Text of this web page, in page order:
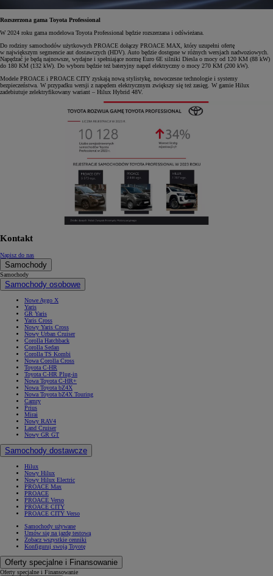
Rozszerzona gama Toyota Professional
W 2024 roku gama modelowa Toyota Professional będzie rozszerzana i odświeżana.
Do rodziny samochodów użytkowych PROACE dołączy PROACE MAX, który uzupełni ofertę
w największym segmencie aut dostawczych (HDV). Auto będzie dostępne w różnych wersjach nadwoziowych.
Napędzać je będą najnowsze, wydajne i spełniające normę Euro 6E silniki Diesla o mocy od 120 KM (88 kW)
do 180 KM (132 kW). Do wyboru będzie też bateryjny napęd elektryczny o mocy 270 KM (200 kW).
Modele PROACE i PROACE CITY zyskają nową stylistykę, nowoczesne technologie i systemy
bezpieczeństwa. W przypadku wersji z napędem elektrycznym zwiększy się też zasięg. W gamie Hilux
zadebiutuje zelektryfikowany wariant – Hilux Hybrid 48V.
Kontakt
Napisz do nas
Samochody
Samochody
Samochody osobowe
Nowe Aygo X
Yaris
GR Yaris
Yaris Cross
Nowy Yaris Cross
Nowy Urban Cruiser
Corolla Hatchback
Corolla Sedan
Corolla TS Kombi
Nowa Corolla Cross
Toyota C-HR
Toyota C-HR Plug-in
Nowa Toyota C-HR+
Nowa Toyota bZ4X
Nowa Toyota bZ4X Touring
Camry
Prius
Mirai
Nowy RAV4
Land Cruiser
Nowy GR GT
Samochody dostawcze
Hilux
Nowy Hilux
Nowy Hilux Electric
PROACE Max
PROACE
PROACE Verso
PROACE CITY
PROACE CITY Verso
Samochody używane
Umów się na jazdę testową
Zobacz wszystkie cenniki
Konfiguruj swoją Toyotę
Oferty specjalne i Finansowanie
Oferty specjalne i Finansowanie